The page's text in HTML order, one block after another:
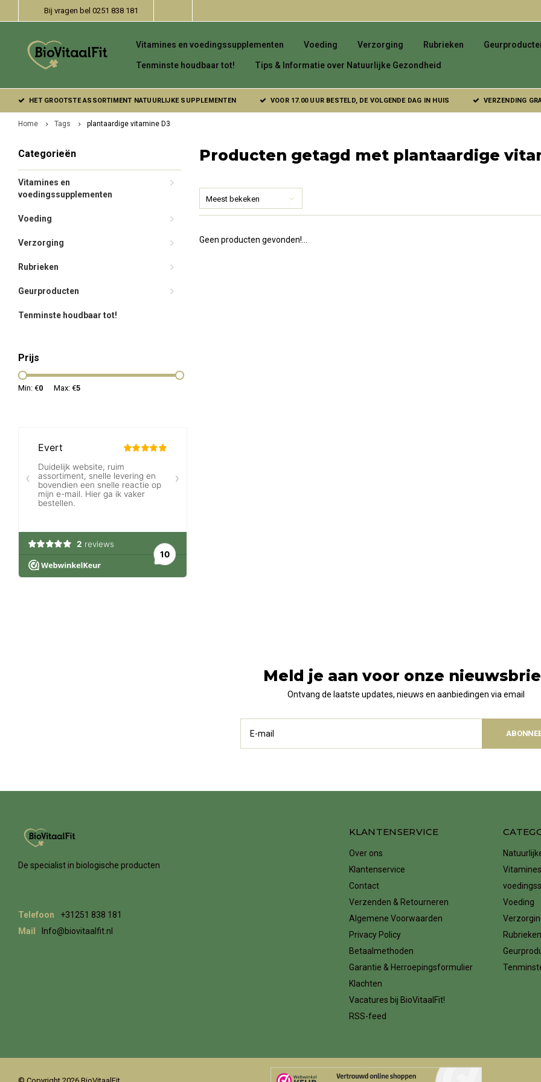
Bij vragen bel 0251 838 181
Vitamines en voedingssupplementen Voeding Verzorging Rubrieken
Tenminste houdbaar tot! Tips & Informatie over Natuurlijke Gezondheid
HET GROOTSTE ASSORTIMENT NATUURLIJKE SUPPLEMENTEN VOOR 17.00 UUR BESTELD, DE VOLGENDE DAG IN HUIS VERZENDING
Home Tags plantaardige vitamine D3
Categorieën
Vitamines en
voedingssupplementen
Voeding
Verzorging
Rubrieken
Geurproducten
Tenminste houdbaar tot!
Prijs
Min: €0 Max: €5
Producten getagd met plantaardige
Meest bekeken
Geen producten gevonden!...
Meld je aan voor onze
Ontvang de laatste updates, nieuws en aanbiedingen via email
De specialist in biologische producten
Telefoon
+31251 838 181
Mail
Info@biovitaalfit.nl
KLANTENSERVICE
Over ons
Klantenservice
Contact
Verzenden & Retourneren
Algemene Voorwaarden
Privacy Policy
Betaalmethoden
Garantie & Herroepingsformulier
Klachten
Vacatures bij BioVitaalFit!
RSS-feed
Voeding
Rubrieken